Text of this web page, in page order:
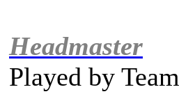
Headmaster
Played by Team